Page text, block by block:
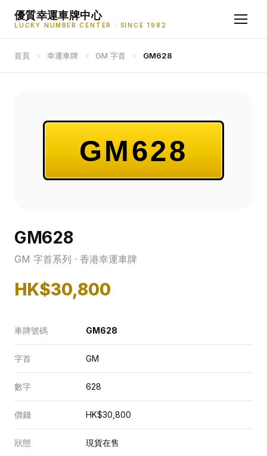
優質幸運車牌中心
LUCKY NUMBER CENTER · SINCE 1982
首頁 › 幸運車牌 › GM 字首 › GM628
GM628
GM628
GM 字首系列 · 香港幸運車牌
HK$30,800
車牌號碼 GM628
字首 GM
數字 628
價錢 HK$30,800
狀態 現貨在售